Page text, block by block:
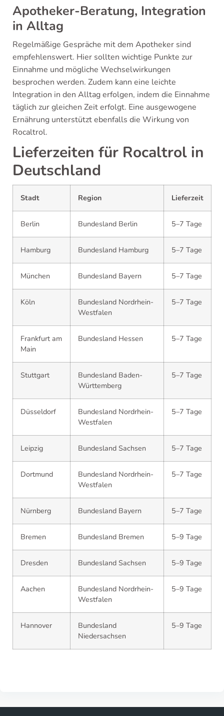
Apotheker-Beratung, Integration
in Alltag
Regelmäßige Gespräche mit dem Apotheker sind
empfehlenswert. Hier sollten wichtige Punkte zur
Einnahme und mögliche Wechselwirkungen
besprochen werden. Zudem kann eine leichte
Integration in den Alltag erfolgen, indem die Einnahme
täglich zur gleichen Zeit erfolgt. Eine ausgewogene
Ernährung unterstützt ebenfalls die Wirkung von
Rocaltrol.
Lieferzeiten für Rocaltrol in
Deutschland
Stadt Region Lieferzeit
Berlin Bundesland Berlin 5–7 Tage
Hamburg Bundesland Hamburg 5–7 Tage
München Bundesland Bayern 5–7 Tage
Köln
Bundesland Nordrhein-
Westfalen
5–7 Tage
Frankfurt am
Main
Bundesland Hessen 5–7 Tage
Stuttgart
Bundesland Baden-
Württemberg
5–7 Tage
Düsseldorf
Bundesland Nordrhein-
Westfalen
5–7 Tage
Leipzig Bundesland Sachsen 5–7 Tage
Dortmund
Bundesland Nordrhein-
Westfalen
5–7 Tage
Nürnberg Bundesland Bayern 5–7 Tage
Bremen Bundesland Bremen 5–9 Tage
Dresden Bundesland Sachsen 5–9 Tage
Aachen
Bundesland Nordrhein-
Westfalen
5–9 Tage
Hannover
Bundesland
Niedersachsen
5–9 Tage